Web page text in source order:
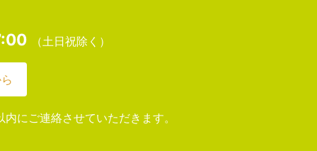
（土日祝除く）
にご連絡させていただきます。